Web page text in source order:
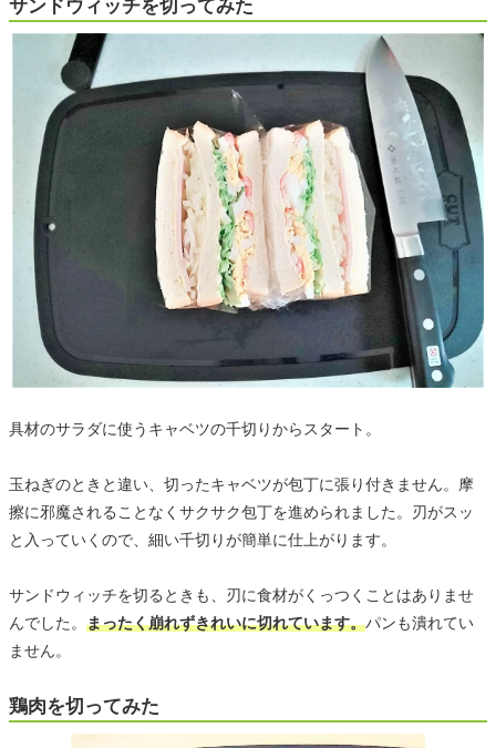
サンドウィッチを切ってみた
具材のサラダに使うキャベツの千切りからスタート。
玉ねぎのときと違い、切ったキャベツが包丁に張り付きません。摩
擦に邪魔されることなくサクサク包丁を進められました。刃がスッ
と入っていくので、細い千切りが簡単に仕上がります。
サンドウィッチを切るときも、刃に食材がくっつくことはありませ
んでした。 まったく崩れずきれいに切れています。パンも潰れてい
ません。
鶏肉を切ってみた